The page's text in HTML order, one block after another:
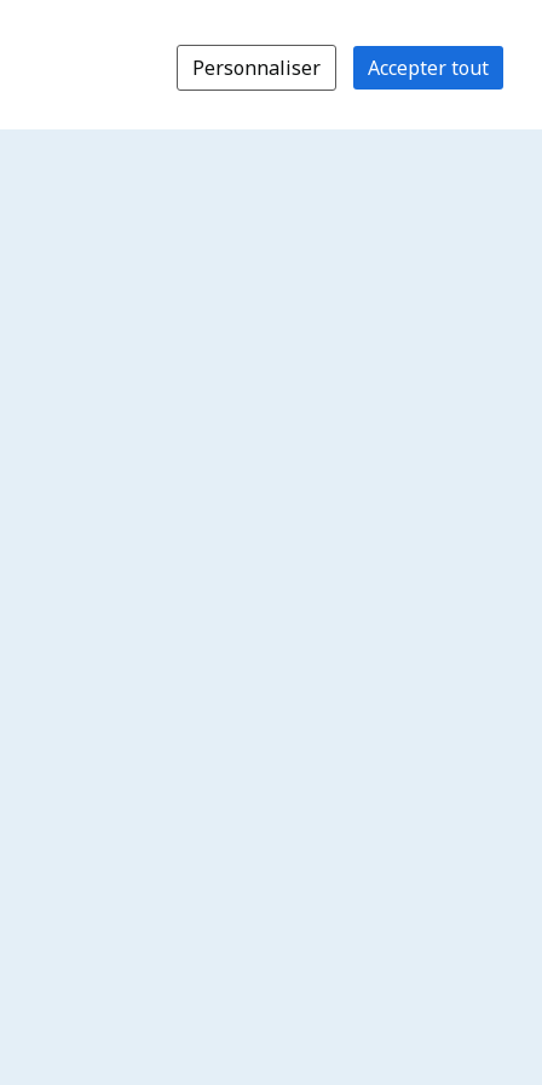
Personnaliser Accepter tout